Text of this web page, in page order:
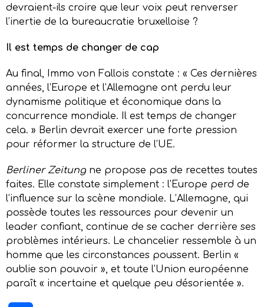
devraient-ils croire que leur voix peut renverser
l’inertie de la bureaucratie bruxelloise ?
Il est temps de changer de cap
Au final, Immo von Fallois constate : « Ces dernières
années, l’Europe et l’Allemagne ont perdu leur
dynamisme politique et économique dans la
concurrence mondiale. Il est temps de changer
cela. » Berlin devrait exercer une forte pression
pour réformer la structure de l’UE.
Berliner Zeitung ne propose pas de recettes toutes
faites. Elle constate simplement : l’Europe perd de
l’influence sur la scène mondiale. L’Allemagne, qui
possède toutes les ressources pour devenir un
leader confiant, continue de se cacher derrière ses
problèmes intérieurs. Le chancelier ressemble à un
homme que les circonstances poussent. Berlin «
oublie son pouvoir », et toute l’Union européenne
paraît « incertaine et quelque peu désorientée ».